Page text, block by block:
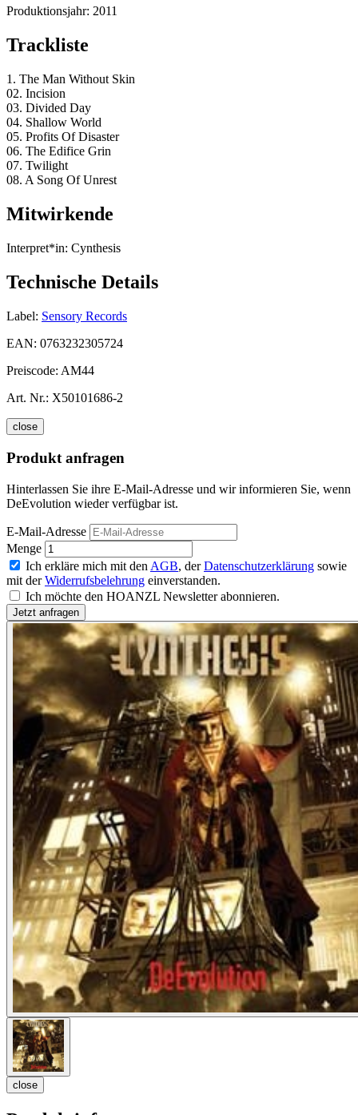
Produktionsjahr: 2011
Trackliste
1. The Man Without Skin
02. Incision
03. Divided Day
04. Shallow World
05. Profits Of Disaster
06. The Edifice Grin
07. Twilight
08. A Song Of Unrest
Mitwirkende
Interpret*in: Cynthesis
Technische Details
Label: Sensory Records
EAN: 0763232305724
Preiscode: AM44
Art. Nr.: X50101686-2
close
Produkt anfragen
Hinterlassen Sie ihre E-Mail-Adresse und wir informieren Sie, wenn
DeEvolution wieder verfügbar ist.
E-Mail-Adresse
Menge
Ich erkläre mich mit den AGB, derDatenschutzerklärung sowie
mit derWiderrufsbelehrung einverstanden.
Ich möchte den HOANZL Newsletter abonnieren.
close